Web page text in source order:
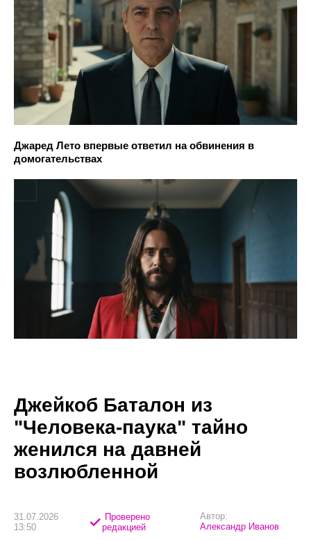
Джаред Лето впервые ответил на обвинения в
домогательствах
Джейкоб Баталон из
"Человека-паука" тайно
женился на давней
возлюбленной
31.07.2026
13:50
Проверено
редакцией
Автор:
Александр Иванов